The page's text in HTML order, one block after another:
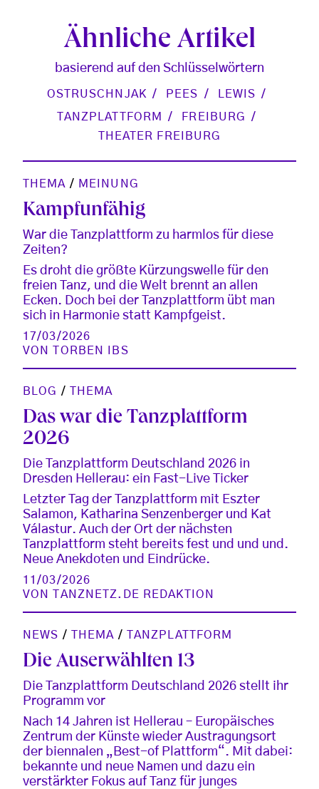
Ähnliche Artikel
basierend auf den Schlüsselwörtern
OSTRUSCHNJAK PEES
LEWIS
TANZPLATTFORM
FREIBURG
THEATER FREIBURG
THEMA / MEINUNG
Kampfunfähig
War die Tanzplattform zu harmlos für diese
Zeiten?
Es droht die größte Kürzungswelle für den
freien Tanz, und die Welt brennt an allen
Ecken. Doch bei der Tanzplattform übt man
sich in Harmonie statt Kampfgeist.
17/03/2026
VON
TORBEN IBS
BLOG / THEMA
Das war die Tanzplattform
2026
Die Tanzplattform Deutschland 2026 in
Dresden Hellerau: ein Fast-Live Ticker
Letzter Tag der Tanzplattform mit Eszter
Salamon, Katharina Senzenberger und Kat
Válastur. Auch der Ort der nächsten
Tanzplattform steht bereits fest und und und.
Neue Anekdoten und Eindrücke.
11/03/2026
VON
TANZNETZ.DE REDAKTION
NEWS / THEMA / TANZPLATTFORM
Die Auserwählten 13
Die Tanzplattform Deutschland 2026 stellt ihr
Programm vor
Nach 14 Jahren ist Hellerau – Europäisches
Zentrum der Künste wieder Austragungsort
der biennalen „Best-of Plattform“. Mit dabei:
bekannte und neue Namen und dazu ein
verstärkter Fokus auf Tanz für junges